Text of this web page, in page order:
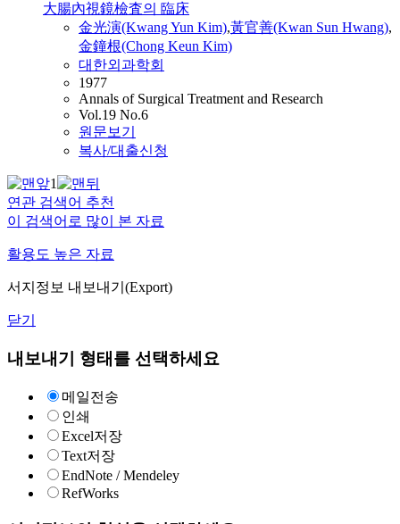
大腸內視鏡檢査의 臨床
金光演(Kwang Yun Kim),黃官善(Kwan Sun Hwang),
金鐘根(Chong Keun Kim)
대한외과학회
1977
Annals of Surgical Treatment and Research
Vol.19 No.6
원문보기
복사/대출신청
1
연관 검색어 추천
이 검색어로 많이 본 자료
활용도 높은 자료
서지정보 내보내기(Export)
닫기
내보내기 형태를 선택하세요
메일전송
인쇄
Excel저장
Text저장
EndNote / Mendeley
RefWorks